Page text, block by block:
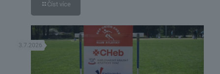
Číst více
3.7.2026